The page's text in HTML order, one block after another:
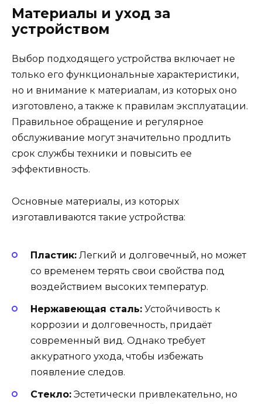
Материалы и уход за
устройством
Выбор подходящего устройства включает не
только его функциональные характеристики,
но и внимание к материалам, из которых оно
изготовлено, а также к правилам эксплуатации.
Правильное обращение и регулярное
обслуживание могут значительно продлить
срок службы техники и повысить ее
эффективность.
Основные материалы, из которых
изготавливаются такие устройства:
Пластик: Легкий и долговечный, но может
со временем терять свои свойства под
воздействием высоких температур.
Нержавеющая сталь: Устойчивость к
коррозии и долговечность, придаёт
современный вид. Однако требует
аккуратного ухода, чтобы избежать
появление следов.
Стекло: Эстетически привлекательно, но